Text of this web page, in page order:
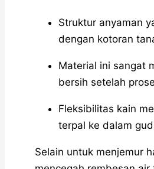
Struktur anyaman
dengan kotoran
Material ini sangat
bersih setelah
Fleksibilitas kain
terpal ke dalam
Selain untuk menjemur